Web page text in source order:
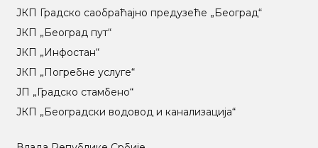
ЈКП Градско саобраћајно предузеће „Београд“
ЈКП „Београд пут“
ЈКП „Инфостан“
ЈКП „Погребне услуге“
ЈП „Градско стамбено“
ЈКП „Београдски водовод и канализација“